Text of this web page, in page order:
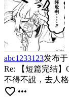
abc1233123发布于
Re: 【短篇完结】
不得不說，去人
favorite_border more_horiz